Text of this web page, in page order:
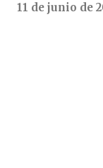
11 de junio de